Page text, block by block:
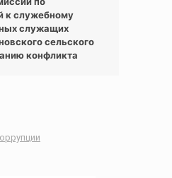
к служебному
служащих
сельского
конфликта